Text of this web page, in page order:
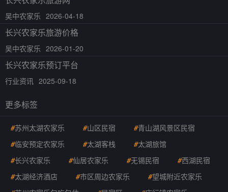
吴中农家乐 2026-04-18
长兴农家乐旅游价格
吴中农家乐 2026-01-20
长兴农家乐预订平台
行业资讯 2025-09-18
更多标签
#苏州太湖农家乐 #山区民宿 #青山湖风景区民宿
#临安预定农家乐 #太湖客栈 #太湖旅馆
#长兴农家乐 #仙居农家乐 #无锡民宿 #西湖民宿
#太湖经济酒店 #市区周边农家乐 #望城附近农家乐